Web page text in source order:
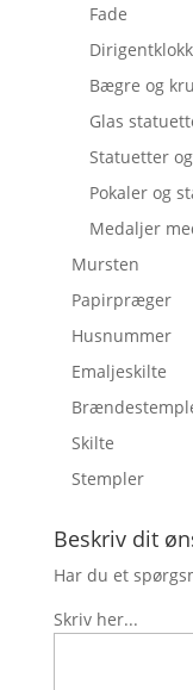
Fade
Bægre og
Glas
Statuetter
Pokaler og
Medaljer
Mursten
Papirpræger
Husnummer
Emaljeskilte
Skilte
Stempler
Beskriv dit
Har du et
Skriv her...